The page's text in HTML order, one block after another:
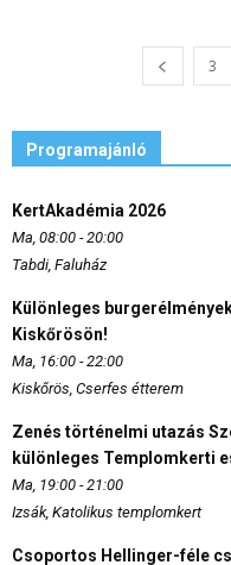
3
Programajánló
KertAkadémia 2026
Ma, 08:00 - 20:00
Tabdi, Faluház
Különleges
Kiskőrösön!
Ma, 16:00 - 22:00
Kiskőrös, Cserfes étterem
Zenés történelmi utazás
különleges Templomkerti
Ma, 19:00 - 21:00
Izsák, Katolikus templomkert
Csoportos Hellinger-féle